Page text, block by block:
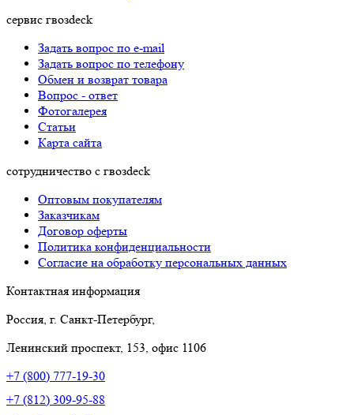
сервис гвозdeck
Задать вопрос по e-mail
Задать вопрос по телефону
Обмен и возврат товара
Вопрос - ответ
Фотогалерея
Статьи
Карта сайта
сотрудничество с гвозdeck
Оптовым покупателям
Заказчикам
Договор оферты
Политика конфиденциальности
Согласие на обработку персональных данных
Контактная информация
Россия, г. Санкт-Петербург,
Ленинский проспект, 153, офис 1106
+7 (800) 777-19-30
+7 (812) 309-95-88